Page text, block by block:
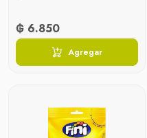
₲ 6.850
Agregar